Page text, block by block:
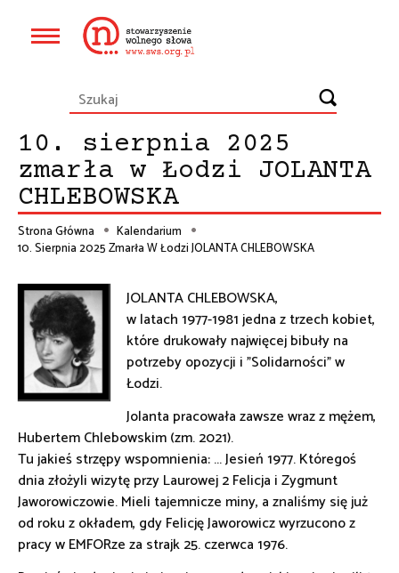
Główna
10. sierpnia 2025
zmarła w Łodzi JOLANTA
CHLEBOWSKA
Ścieżka
nawigacyjna
Strona Główna
Kalendarium
10. Sierpnia 2025 Zmarła W Łodzi JOLANTA CHLEBOWSKA
JOLANTA CHLEBOWSKA,
w latach 1977-1981 jedna z trzech kobiet,
które drukowały najwięcej bibuły na
potrzeby opozycji i "Solidarności" w
Łodzi.
Jolanta pracowała zawsze wraz z mężem,
Hubertem Chlebowskim (zm. 2021).
Tu jakieś strzępy wspomnienia: ... Jesień 1977. Któregoś
dnia złożyli wizytę przy Laurowej 2 Felicja i Zygmunt
Jaworowiczowie. Mieli tajemnicze miny, a znaliśmy się już
od roku z okładem, gdy Felicję Jaworowicz wyrzucono z
pracy w EMFORze za strajk 25. czerwca 1976.